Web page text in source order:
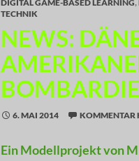
DIGITAL GAME-BASED LEARNING,
TECHNIK
NEWS:
6. MAI 2014 KOMMENTAR
Ein Modellprojekt von